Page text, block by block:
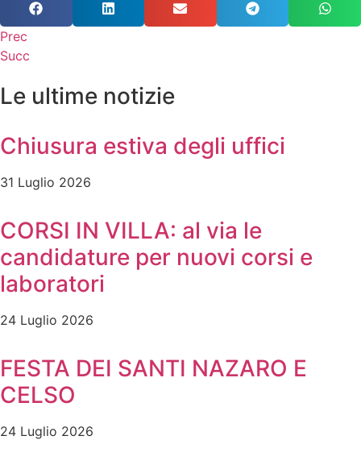
Prec
Succ
Le ultime notizie
Chiusura estiva degli uffici
31 Luglio 2026
CORSI IN VILLA: al via le
candidature per nuovi corsi e
laboratori
24 Luglio 2026
FESTA DEI SANTI NAZARO E
CELSO
24 Luglio 2026